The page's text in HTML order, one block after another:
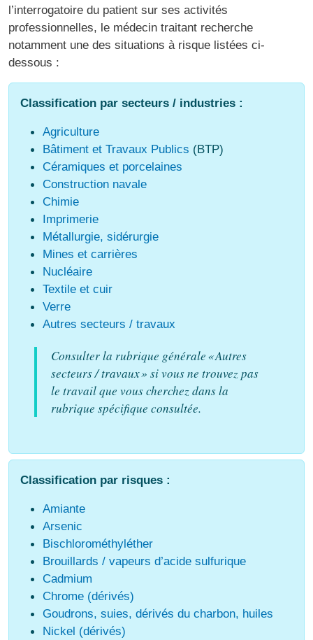
l’interrogatoire du patient sur ses activités
professionnelles, le médecin traitant recherche
notamment une des situations à risque listées ci-
dessous :
Classification par secteurs / industries :
Agriculture
Bâtiment et Travaux Publics (BTP)
Céramiques et porcelaines
Construction navale
Chimie
Imprimerie
Métallurgie, sidérurgie
Mines et carrières
Nucléaire
Textile et cuir
Verre
Autres secteurs / travaux
Consulter la rubrique générale « Autres
secteurs / travaux » si vous ne trouvez pas
le travail que vous cherchez dans la
rubrique spécifique consultée.
Classification par risques :
Amiante
Arsenic
Bischlorométhyléther
Brouillards / vapeurs d’acide sulfurique
Cadmium
Chrome (dérivés)
Goudrons, suies, dérivés du charbon, huiles
Nickel (dérivés)